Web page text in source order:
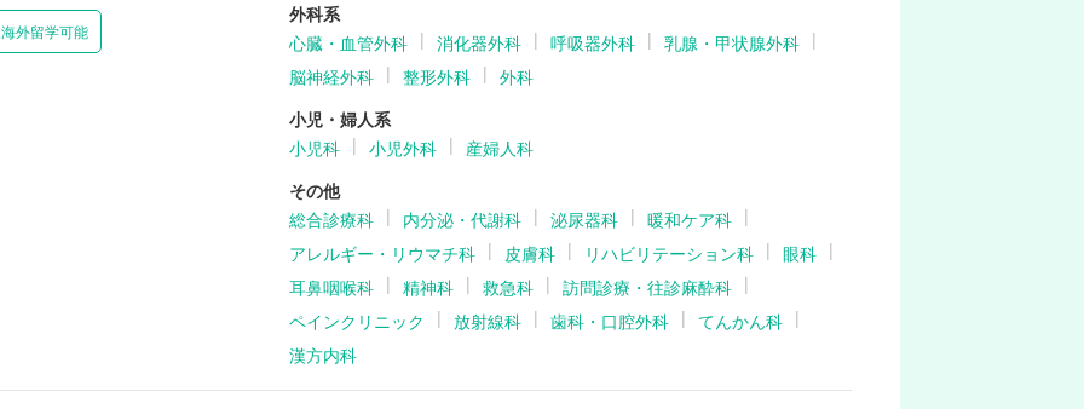
海外留学可能
外科系
心臓・血管外科
消化器外科 呼吸器外科
乳腺・甲状腺外科
脳神経外科
整形外科
外科
小児・婦人系
小児科
小児外科
産婦人科
その他
総合診療科
内分泌・代謝科 泌尿器科
暖和ケア科
アレルギー・リウマチ科
皮膚科 リハビリテーション科
眼科
耳鼻咽喉科
精神科 救急科
訪問診療・往診麻酔科
ペインクリニック
放射線科 歯科・口腔外科
てんかん科
漢方内科